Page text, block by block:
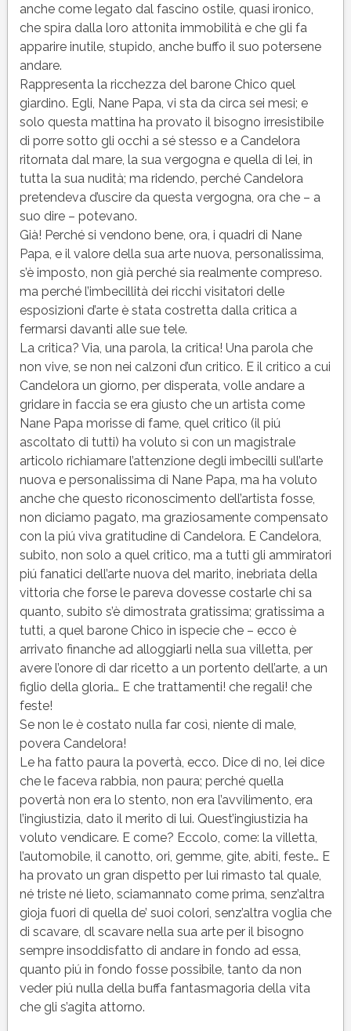
anche come legato dal fascino ostile, quasi ironico,
che spira dalla loro attonita immobilità e che gli fa
apparire inutile, stupido, anche buffo il suo potersene
andare.
Rappresenta la ricchezza del barone Chico quel
giardino. Egli, Nane Papa, vi sta da circa sei mesi; e
solo questa mattina ha provato il bisogno irresistibile
di porre sotto gli occhi a sé stesso e a Candelora
ritornata dal mare, la sua vergogna e quella di lei, in
tutta la sua nudità; ma ridendo, perché Candelora
pretendeva d’uscire da questa vergogna, ora che – a
suo dire – potevano.
Già! Perché si vendono bene, ora, i quadri di Nane
Papa, e il valore della sua arte nuova, personalissima,
s’è imposto, non già perché sia realmente compreso.
ma perché l’imbecillità dei ricchi visitatori delle
esposizioni d’arte è stata costretta dalla critica a
fermarsi davanti alle sue tele.
La critica? Via, una parola, la critica! Una parola che
non vive, se non nei calzoni d’un critico. E il critico a cui
Candelora un giorno, per disperata, volle andare a
gridare in faccia se era giusto che un artista come
Nane Papa morisse di fame, quel critico (il piú
ascoltato di tutti) ha voluto sì con un magistrale
articolo richiamare l’attenzione degli imbecilli sull’arte
nuova e personalissima di Nane Papa, ma ha voluto
anche che questo riconoscimento dell’artista fosse,
non diciamo pagato, ma graziosamente compensato
con la piú viva gratitudine di Candelora. E Candelora,
subito, non solo a quel critico, ma a tutti gli ammiratori
piú fanatici dell’arte nuova del marito, inebriata della
vittoria che forse le pareva dovesse costarle chi sa
quanto, subito s’è dimostrata gratissima; gratissima a
tutti, a quel barone Chico in ispecie che – ecco è
arrivato finanche ad alloggiarli nella sua villetta, per
avere l’onore di dar ricetto a un portento dell’arte, a un
figlio della gloria… E che trattamenti! che regali! che
feste!
Se non le è costato nulla far così, niente di male,
povera Candelora!
Le ha fatto paura la povertà, ecco. Dice di no, lei dice
che le faceva rabbia, non paura; perché quella
povertà non era lo stento, non era l’avvilimento, era
l’ingiustizia, dato il merito di lui. Quest’ingiustizia ha
voluto vendicare. E come? Eccolo, come: la villetta,
l’automobile, il canotto, ori, gemme, gite, abiti, feste… E
ha provato un gran dispetto per lui rimasto tal quale,
né triste né lieto, sciamannato come prima, senz’altra
gioja fuori di quella de’ suoi colori, senz’altra voglia che
di scavare, dl scavare nella sua arte per il bisogno
sempre insoddisfatto di andare in fondo ad essa,
quanto piú in fondo fosse possibile, tanto da non
veder piú nulla della buffa fantasmagoria della vita
che gli s’agita attorno.